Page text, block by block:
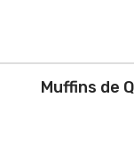
Muffins de